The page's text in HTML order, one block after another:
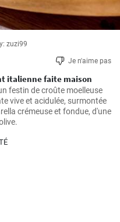
zuzi99
Je n'aime pas
italienne faite maison
festin de croûte moelleuse
vive et acidulée, surmontée
crémeuse et fondue, d'une